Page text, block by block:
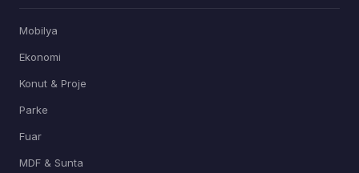
Mobilya
Ekonomi
Konut & Proje
Parke
Fuar
MDF & Sunta